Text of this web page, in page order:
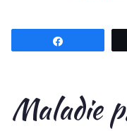
Maladie